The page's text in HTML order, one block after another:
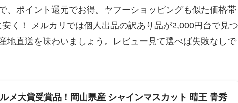
、ポイント還元でお得。ヤフーショッピングも似た価格帯
く！ メルカリでは個人出品の訳あり品が2,000円台で見つ
地直送を味わいましょう。レビュー見て選べば失敗なしで
メ大賞受賞品！岡山県産 シャインマスカット 晴王 青秀